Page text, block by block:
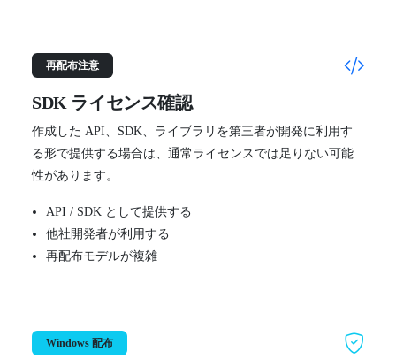
再配布注意
SDK ライセンス確認
作成した API、SDK、ライブラリを第三者が開発に利用す
る形で提供する場合は、通常ライセンスでは足りない可能
性があります。
API / SDK として提供する
他社開発者が利用する
再配布モデルが複雑
Windows 配布